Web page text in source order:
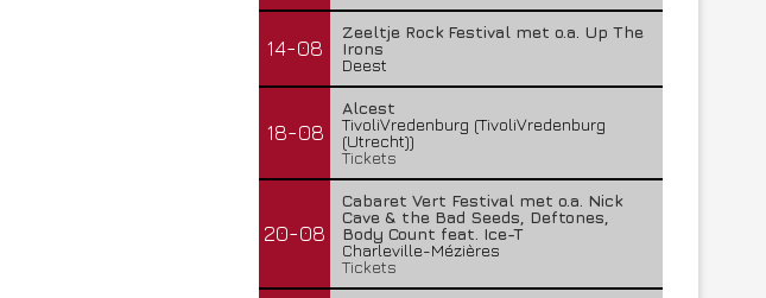
14-08
Zeeltje Rock Festival met o.a. Up The
Irons
Deest
18-08
Alcest
TivoliVredenburg (TivoliVredenburg
(Utrecht))
Tickets
20-08
Cabaret Vert Festival met o.a. Nick
Cave & the Bad Seeds, Deftones,
Body Count feat. Ice-T
Charleville-Mézières
Tickets